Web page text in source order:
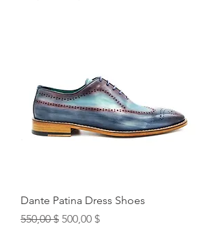
Dante Patina Dress Shoes
Обычная цена
550,00 $ Цена со скидкой
500,00 $